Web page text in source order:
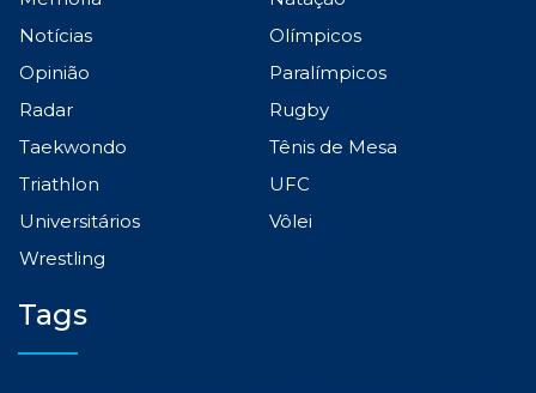
Notícias
Olímpicos
Opinião
Paralímpicos
Radar
Rugby
Taekwondo
Tênis de Mesa
Triathlon
UFC
Universitários
Vôlei
Wrestling
Tags